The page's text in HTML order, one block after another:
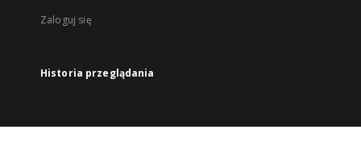
Zaloguj się
Historia przeglądania